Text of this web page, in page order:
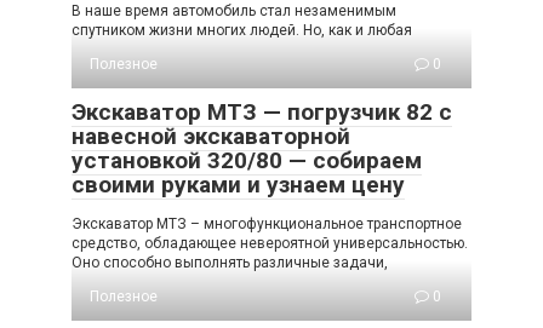
В наше время автомобиль стал незаменимым
спутником жизни многих людей. Но, как и любая
Полезное
0
Экскаватор МТЗ — погрузчик 82 с
навесной экскаваторной
установкой 320/80 — собираем
своими руками и узнаем цену
Экскаватор МТЗ – многофункциональное транспортное
средство, обладающее невероятной универсальностью.
Оно способно выполнять различные задачи,
Полезное
0